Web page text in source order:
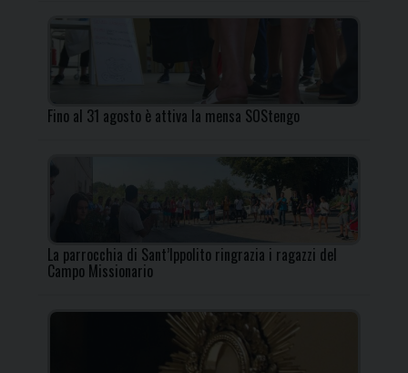
Fino al 31 agosto è attiva la mensa SOStengo
La parrocchia di Sant’Ippolito ringrazia i ragazzi del
Campo Missionario